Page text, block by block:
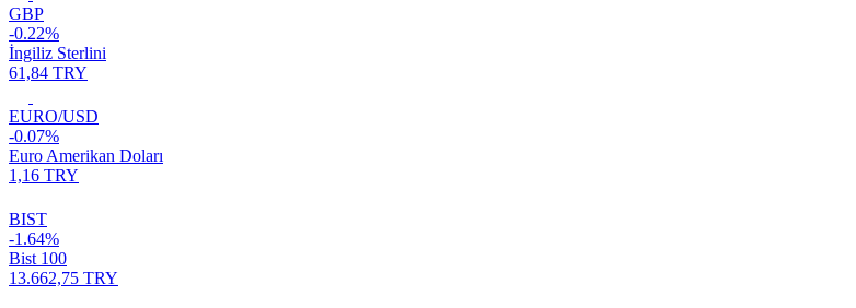
GBP
-0.22%
İngiliz Sterlini
61,84 TRY
EURO/USD
-0.07%
Euro Amerikan Doları
1,16 TRY
BIST
-1.64%
Bist 100
13.662,75 TRY